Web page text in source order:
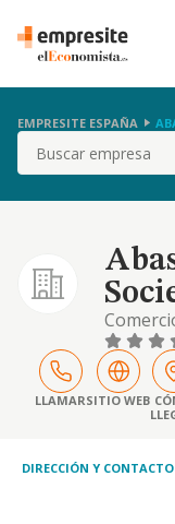
EMPRESITE ESPAÑA
Buscar
de
ocio, etc.
LLAMARSITIO WEB
DIRECCIÓN Y CONTACTO